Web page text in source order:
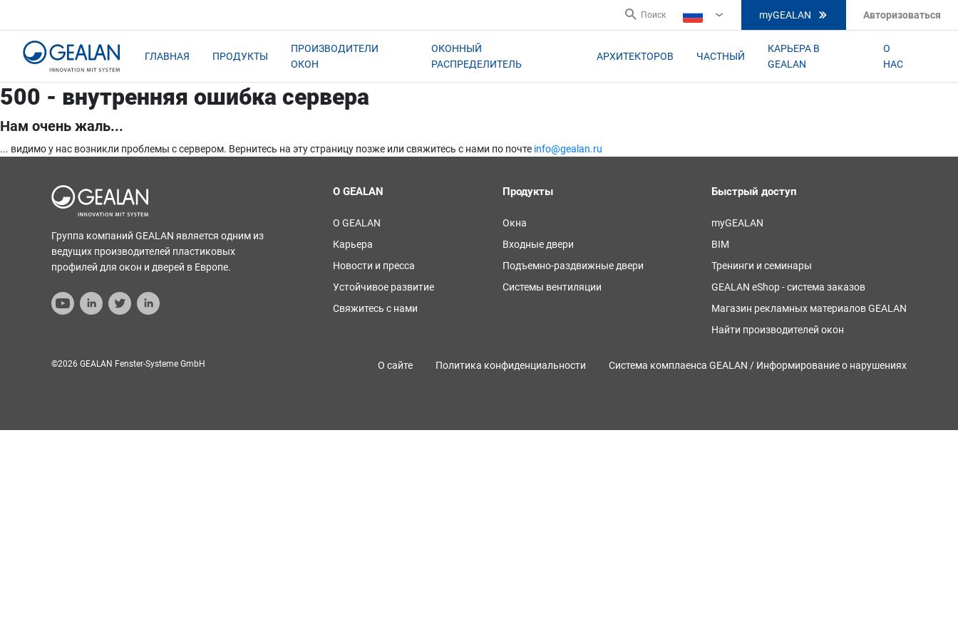
Поиск
RU
myGEALAN Авторизоваться
ГЛАВНАЯ ПРОДУКТЫ
ПРОИЗВОДИТЕЛИ
ОКОН
ОКОННЫЙ
РАСПРЕДЕЛИТЕЛЬ
АРХИТЕКТОРОВ ЧАСТНЫЙ
КАРЬЕРА В
GEALAN
О
НАС
500 - внутренняя ошибка сервера
Нам очень жаль...
... видимо у нас возникли проблемы с сервером. Вернитесь на эту страницу позже или свяжитесь с нами по почте info@gealan.ru
Группа компаний GEALAN является одним из
ведущих производителей пластиковых
профилей для окон и дверей в Европе.
О GEALAN
О GEALAN
Карьера
Новости и пресса
Устойчивое развитие
Свяжитесь с нами
Продукты
Окна
Входные двери
Подъемно-раздвижные двери
Системы вентиляции
Быстрый доступ
myGEALAN
BIM
Тренинги и семинары
GEALAN eShop - система заказов
Магазин рекламных материалов GEALAN
Найти производителей окон
©2026 GEALAN Fenster-Systeme GmbH О сайте Политика конфиденциальности Система комплаенса GEALAN / Информирование о нарушениях